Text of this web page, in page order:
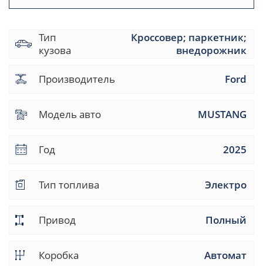
Тип
кузова
Кроссовер; паркетник;
внедорожник
Производитель Ford
Модель авто MUSTANG
Год 2025
Тип топлива Электро
Привод Полный
Коробка Автомат